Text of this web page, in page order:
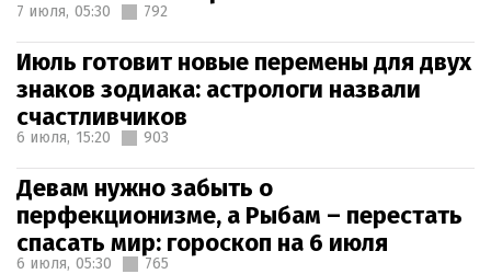
7 июля, 05:30 792
Июль готовит новые перемены для двух
знаков зодиака: астрологи назвали
счастливчиков
6 июля, 15:20 903
Девам нужно забыть о
перфекционизме, а Рыбам – перестать
спасать мир: гороскоп на 6 июля
6 июля, 05:30 765